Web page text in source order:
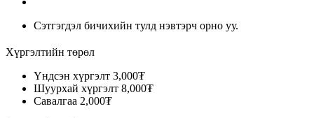
Сэтгэгдэл бичихийн тулд нэвтэрч орно уу.
Хүргэлтийн төрөл
Үндсэн хүргэлт 3,000₮
Шуурхай хүргэлт 8,000₮
Савалгаа 2,000₮